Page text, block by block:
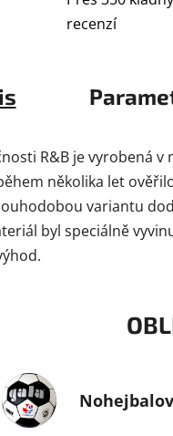
recenzí
R&B je vyrobená
několika let
variantu
byl speciálně